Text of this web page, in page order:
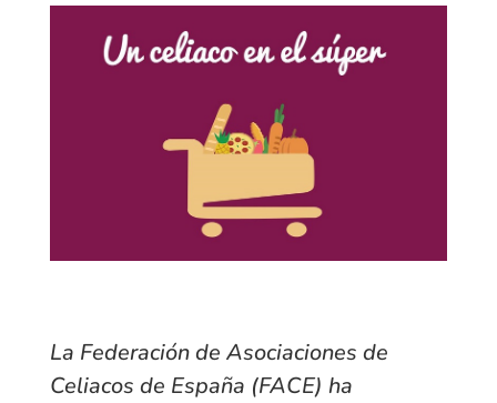
La Federación de Asociaciones de
Celiacos de España (FACE) ha